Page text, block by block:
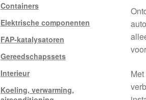
Containers
Elektrische componenten
FAP-katalysatoren
Gereedschapssets
Interieur
Koeling, verwarming,